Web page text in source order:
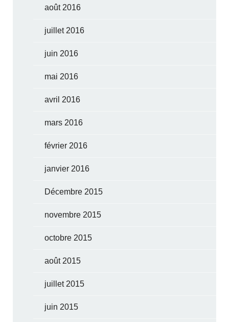
août 2016
juillet 2016
juin 2016
mai 2016
avril 2016
mars 2016
février 2016
janvier 2016
Décembre 2015
novembre 2015
octobre 2015
août 2015
juillet 2015
juin 2015